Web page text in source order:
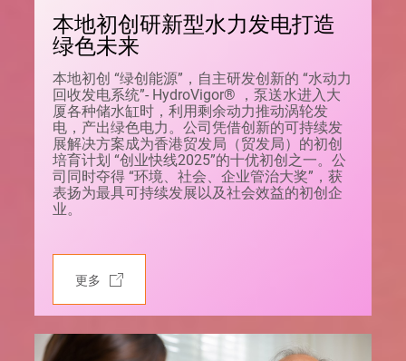
本地初创研新型水力发电打造
绿色未来
本地初创 “绿创能源”，自主研发创新的 “水动力
回收发电系统”- HydroVigor® ，泵送水进入大
厦各种储水缸时，利用剩余动力推动涡轮发
电，产出绿色电力。公司凭借创新的可持续发
展解决方案成为香港贸发局（贸发局）的初创
培育计划 “创业快线2025”的十优初创之一。公
司同时夺得 “环境、社会、企业管治大奖”，获
表扬为最具可持续发展以及社会效益的初创企
业。
更多